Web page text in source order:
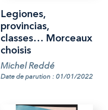
Legiones,
provincias,
classes… Morceaux
choisis
Michel Reddé
Date de parution : 01/01/2022